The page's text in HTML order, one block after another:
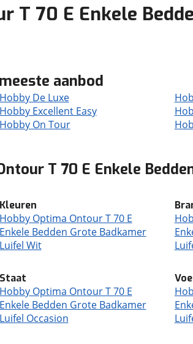
T 70 E Enkele
aanbod
Hobby De Luxe
Hobby Excellent Easy
Hobby On Tour
T 70 E Enkele
Kleuren
Hobby Optima Ontour T 70 E
Enkele Bedden Grote Badkamer
Luifel Wit
Staat
Hobby Optima Ontour T 70 E
Enkele Bedden Grote Badkamer
Luifel Occasion